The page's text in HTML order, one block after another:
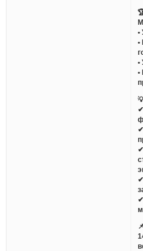
•
•
•
•